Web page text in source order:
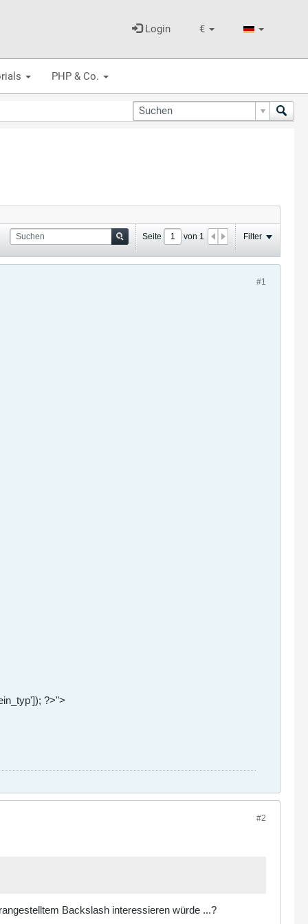
€
Login
PHP & Co.
Seite von 1 Filter
#1
?>">
#2
Backslash interessieren würde ...?